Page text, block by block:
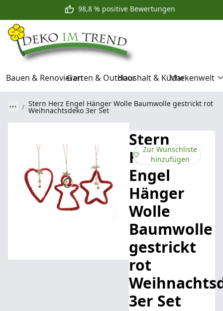
98,8 % positive Bewertungen
Bauen & RenovierenGarten & OutdoorHaushalt & KücheMarkenwelt
Stern Herz Engel Hänger Wolle Baumwolle gestrickt rot
Weihnachtsdeko 3er Set
Stern
Herz
Engel
Hänger
Wolle
Baumwolle
gestrickt
rot
3er Set
Zur Wunschliste
hinzufügen